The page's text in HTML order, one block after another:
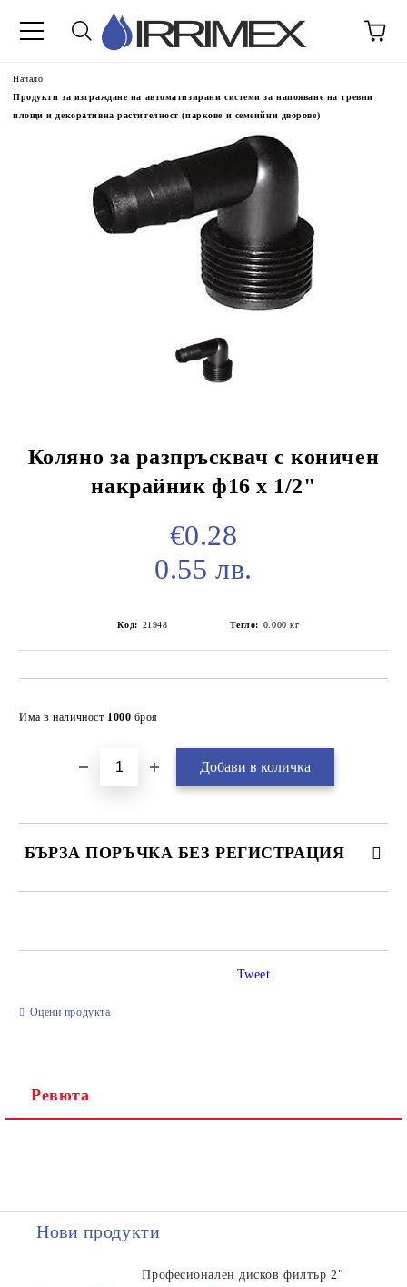
Начало
Продукти за изграждане на автоматизирани системи за напояване на тревни
площи и декоративна растителност (паркове и семеийни дворове)
Коляно за разпръсквач с коничен
накрайник ф16 х 1/2"
€0.28
0.55 лв.
Код: 21948 Тегло: 0.000 кг
Има в наличност 1000 броя
БЪРЗА ПОРЪЧКА БЕЗ РЕГИСТРАЦИЯ
Оцени продукта
Tweet
Ревюта
Нови продукти
Професионален дисков филтър 2"